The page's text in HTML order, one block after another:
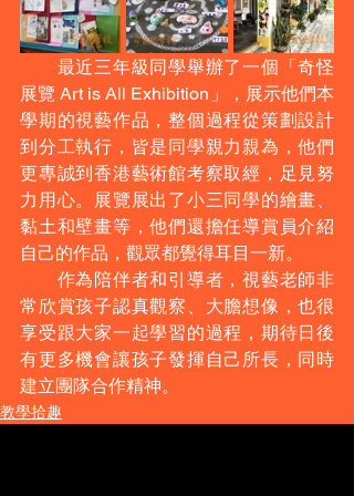
最近三年級同學舉辦了一個「奇怪
展覽 Art is All Exhibition」，展示他們本
學期的視藝作品，整個過程從策劃設計
到分工執行，皆是同學親力親為，他們
更專誠到香港藝術館考察取經，足見努
力用心。展覽展出了小三同學的繪畫、
黏土和壁畫等，他們還擔任導賞員介紹
自己的作品，觀眾都覺得耳目一新。
作為陪伴者和引導者，視藝老師非
常欣賞孩子認真觀察、大膽想像，也很
享受跟大家一起學習的過程，期待日後
有更多機會讓孩子發揮自己所長，同時
建立團隊合作精神。
教學拾趣